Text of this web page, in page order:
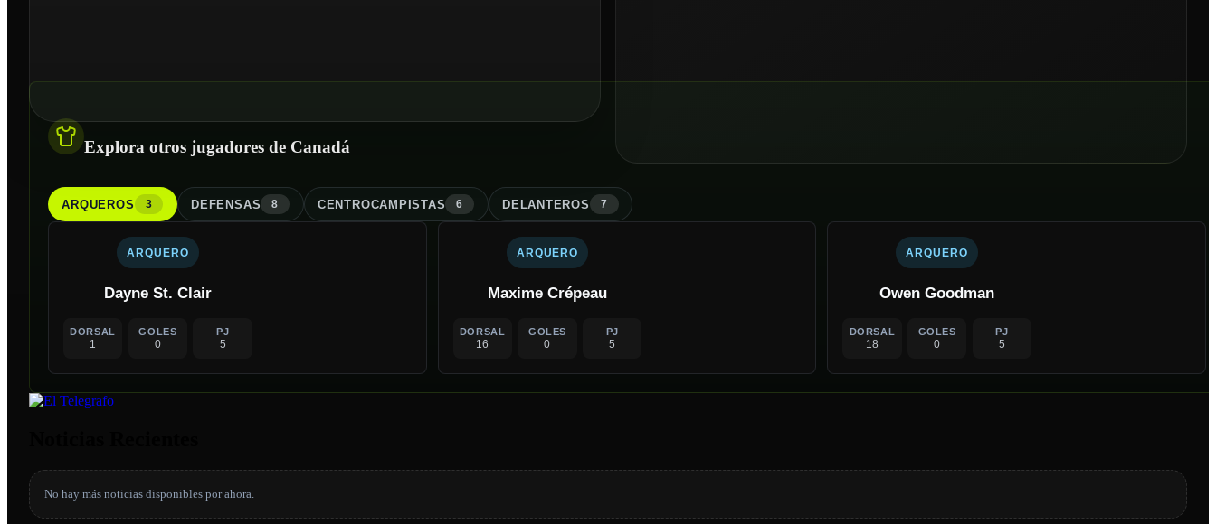
Explora otros jugadores de Canadá
ARQUEROS 3 DEFENSAS 8 CENTROCAMPISTAS 6 DELANTEROS 7
ARQUERO
Dayne St. Clair
DORSAL
1
GOLES
0
PJ
5
ARQUERO
Maxime Crépeau
DORSAL
16
GOLES
0
PJ
5
ARQUERO
Owen Goodman
DORSAL
18
GOLES
0
PJ
5
No hay más noticias disponibles por ahora.